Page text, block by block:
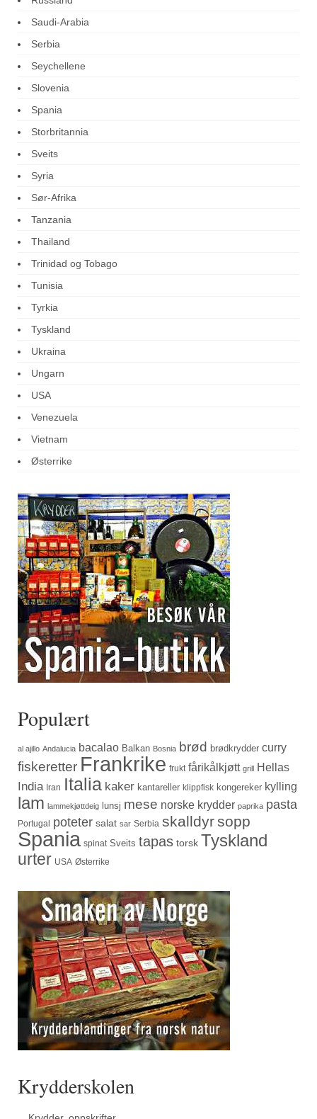
Saudi-Arabia
Serbia
Seychellene
Slovenia
Spania
Storbritannia
Sveits
Syria
Sør-Afrika
Tanzania
Thailand
Trinidad og Tobago
Tunisia
Tyrkia
Tyskland
Ukraina
Ungarn
USA
Venezuela
Vietnam
Østerrike
Populært
al ajillo Andalucia bacalao Balkan Bosnia brød brødkrydder curry
fiskeretter Frankrike frukt fårikålkjøtt grill Hellas
India Iran Italia kaker kantareller klippfisk kongereker kylling
lam lammekjøttdeig lunsj mese norske krydder paprika pasta
Portugal poteter salat sar Serbia skalldyrsopp
Spania spinat Sveits tapas torsk Tyskland
urter USA Østerrike
Krydderskolen